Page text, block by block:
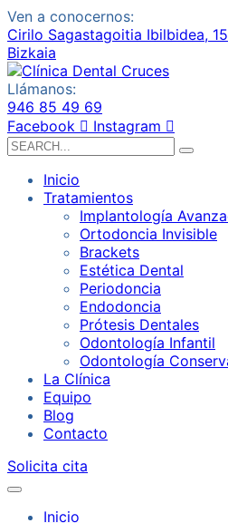
Ven a conocernos:
Cirilo Sagastagoitia Ibilbidea,
Bizkaia
Llámanos:
946 85 49 69
Facebook
Instagram
Search
Inicio
Tratamientos
Implantología
Ortodoncia Invisible
Brackets
Estética Dental
Periodoncia
Endodoncia
Prótesis Dentales
Odontología Infantil
Odontología
La Clínica
Equipo
Blog
Contacto
Solicita cita
Inicio